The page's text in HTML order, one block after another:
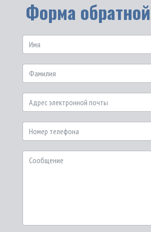
Форма
Имя
*
Фамилия
Email
*
Номер
телефона
Сообщение